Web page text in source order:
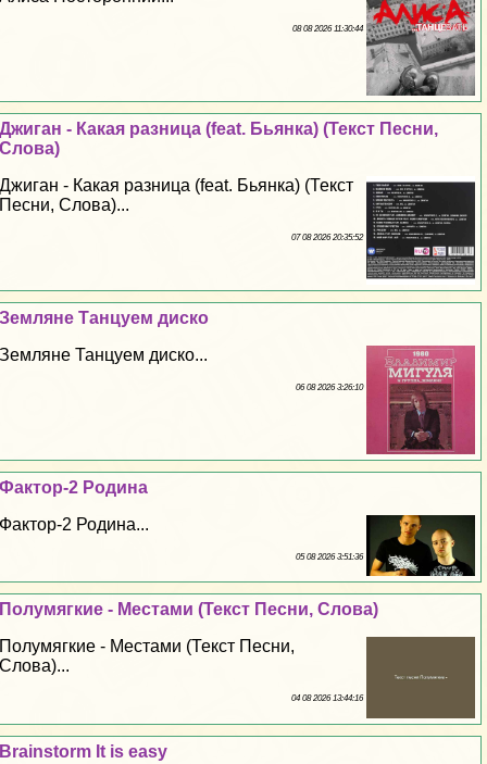
08 08 2026 11:30:44
Джиган - Какая разница (feat. Бьянка) (Текст Песни,
Слова)
Джиган - Какая разница (feat. Бьянка) (Текст
Песни, Слова)...
07 08 2026 20:35:52
Земляне Танцуем диско
Земляне Танцуем диско...
06 08 2026 3:26:10
Фактор-2 Родина
Фактор-2 Родина...
05 08 2026 3:51:36
Полумягкие - Местами (Текст Песни, Слова)
Полумягкие - Местами (Текст Песни,
Слова)...
04 08 2026 13:44:16
Brainstorm It is easy